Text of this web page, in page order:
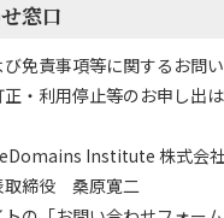
窓口
免責事項等に関するお問
・利用停止等のお申し出
Institute 株式会
取締役 桑原寛二